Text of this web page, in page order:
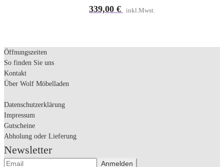
339,00 € inkl.Mwst.
Öffnungszeiten
So finden Sie uns
Kontakt
Über Wolf Möbelladen
Datenschutzerklärung
Impressum
Gutscheine
Abholung oder Lieferung
Newsletter